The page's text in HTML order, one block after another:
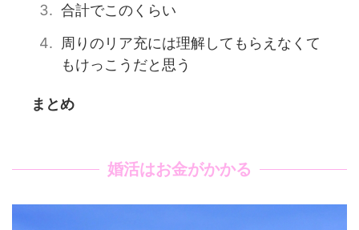
合計でこのくらい
周りのリア充には理解してもらえなくて
もけっこうだと思う
まとめ
婚活はお金がかかる